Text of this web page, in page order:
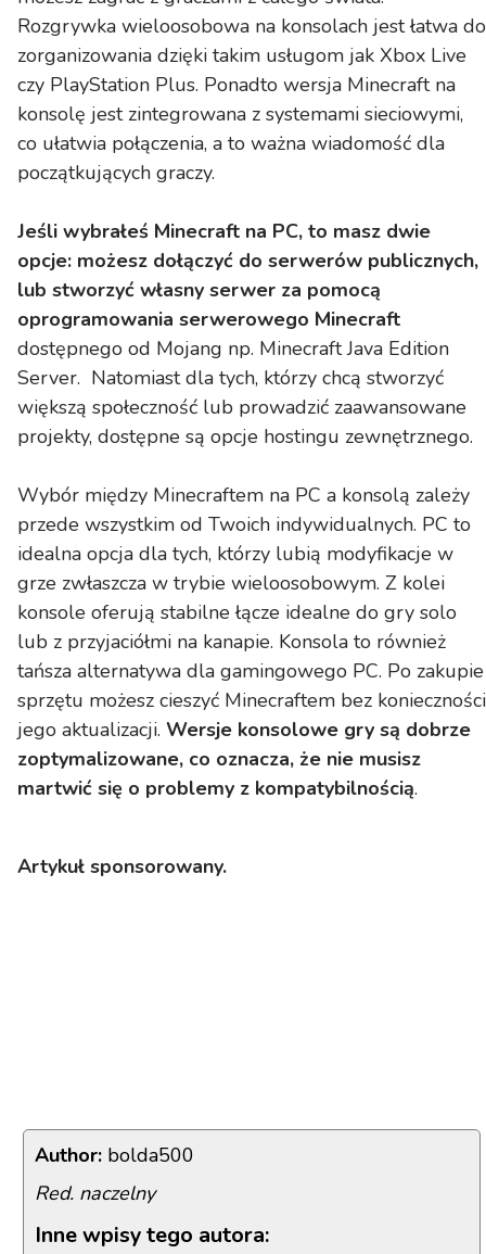
Rozgrywka wieloosobowa na konsolach jest łatwa do
zorganizowania dzięki takim usługom jak Xbox Live
czy PlayStation Plus. Ponadto wersja Minecraft na
konsolę jest zintegrowana z systemami sieciowymi,
co ułatwia połączenia, a to ważna wiadomość dla
początkujących graczy.
Jeśli wybrałeś Minecraft na PC, to masz dwie
opcje: możesz dołączyć do serwerów publicznych,
lub stworzyć własny serwer za pomocą
oprogramowania serwerowego Minecraft
dostępnego od Mojang np. Minecraft Java Edition
Server. Natomiast dla tych, którzy chcą stworzyć
większą społeczność lub prowadzić zaawansowane
projekty, dostępne są opcje hostingu zewnętrznego.
Wybór między Minecraftem na PC a konsolą zależy
przede wszystkim od Twoich indywidualnych. PC to
idealna opcja dla tych, którzy lubią modyfikacje w
grze zwłaszcza w trybie wieloosobowym. Z kolei
konsole oferują stabilne łącze idealne do gry solo
lub z przyjaciółmi na kanapie. Konsola to również
tańsza alternatywa dla gamingowego PC. Po zakupie
sprzętu możesz cieszyć Minecraftem bez konieczności
jego aktualizacji. Wersje konsolowe gry są dobrze
zoptymalizowane, co oznacza, że nie musisz
martwić się o problemy z kompatybilnością.
Artykuł sponsorowany.
Author: bolda500
Red. naczelny
Inne wpisy tego autora: